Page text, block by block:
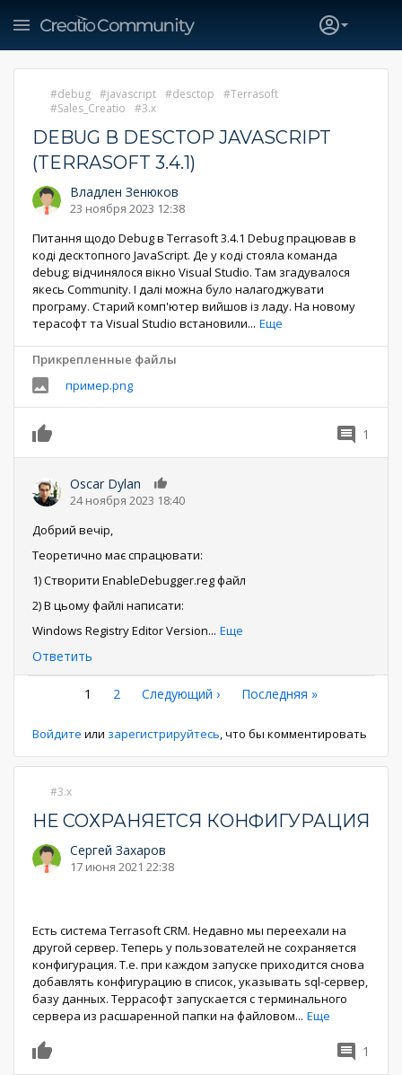
debug javascript desctop
Terrasoft
Sales_Creatio
3.x
DEBUG В DESCTOP JAVASCRIPT
(TERRASOFT 3.4.1)
Владлен Зенюков
23 ноября 2023 12:38
Питання щодо Debug в Terrasoft 3.4.1 Debug працював в
коді десктопного JavaScript. Де у коді стояла команда
debug; відчинялося вікно Visual Studio. Там згадувалося
якесь Community. І далі можна було налагоджувати
програму. Старий комп'ютер вийшов із ладу. На новому
терасофт та Visual Studio встановили... Еще
Прикрепленные файлы
пример.png
1
Oscar Dylan
24 ноября 2023 18:40
Добрий вечір,
Теоретично має спрацювати:
1) Створити EnableDebugger.reg файл
2) В цьому файлі написати:
Windows Registry Editor Version... Еще
Ответить
Нумерация
страниц
Текущая
1 Страница
2
Следующая
Следующий ›
Последняя
Последняя »
Войдите или зарегистрируйтесь, что бы комментировать
3.x
НЕ СОХРАНЯЕТСЯ КОНФИГУРАЦИЯ
Сергей Захаров
17 июня 2021 22:38
Есть система Terrasoft CRM. Недавно мы переехали на
другой сервер. Теперь у пользователей не сохраняется
конфигурация. Т.е. при каждом запуске приходится снова
добавлять конфигурацию в список, указывать sql-сервер,
базу данных. Террасофт запускается с терминального
сервера из расшаренной папки на файловом... Еще
1